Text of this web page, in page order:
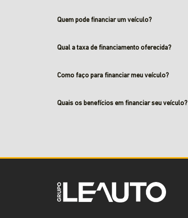
Quem pode financiar um veículo?
Qual a taxa de financiamento oferecida?
Como faço para financiar meu veículo?
Quais os benefícios em financiar seu veículo?